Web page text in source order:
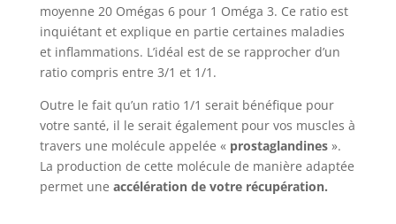
moyenne 20 Omégas 6 pour 1 Oméga 3. Ce ratio est
inquiétant et explique en partie certaines maladies
et inflammations. L’idéal est de se rapprocher d’un
ratio compris entre 3/1 et 1/1.
Outre le fait qu’un ratio 1/1 serait bénéfique pour
votre santé, il le serait également pour vos muscles à
travers une molécule appelée « prostaglandines ».
La production de cette molécule de manière adaptée
permet une accélération de votre récupération.